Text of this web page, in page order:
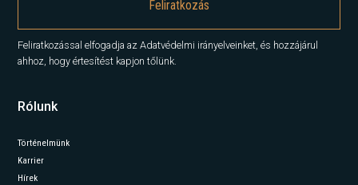
Feliratkozással elfogadja az Adatvédelmi irányelveinket, és hozzájárul
ahhoz, hogy értesítést kapjon tőlünk.
Rólunk
Történelmünk
Karrier
Hírek